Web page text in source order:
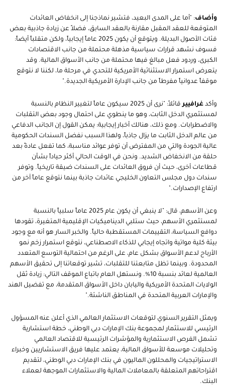
وأضاف: "أما على المدى البعيد، فتشير نماذجنا إلى انخفاض العائدات
المتوقعة للعقد المقبل مقارنة بالعقد السابق، فضلاً عن زيادة جاذبية بعض
فئات الأصول البديلة. ويتوقع أن يكون 2025 عاماً إيجابياً، ولكن متقلباً أيضاً:
فسوف نشهد قرارات سياسية مذهلة محتملة من جانب الاقتصادات
الكبرى، وردود فعل مبالغ فيها محتملة من جانب الأسواق المالية. وقد
يتعرض استمرار الاستثنائية الأمريكية للتحدي في مرحلة ما، لكننا لا نتوقع
موقفاً عدوانياً مفرطاً من جانب الإدارة الأمريكية الجديدة."
وأكد غرافيير
قائلاً: "نرى أن 2025 سيكون عاماً لتغيير النظام بالنسبة
لمستثمري الدخل الثابت، وهو ما ينطوي على احتمال وجود بعض التقلبات
والاضطرابات. ومع ذلك، هنالك أخبار إيجابية: يمكن القول إن الجانب الدفاعي
من عالم الدخل الثابت ما يزال جاذباً، ولهذا السبب نفضل السندات الحكومية
عالية الجودة والتي من المفترض أن توفر عوائد مناسبة، كما تفعل عادةً بعد
حلقة من الانخفاض الشديد. ونحن في الوقت الحالي أكثر حياداً بشأن
قطاعات أخرى، حيث أن فروق العائدات على السندات ضيقة تاريخياً. وتوفر
سندات دول مجلس التعاون الخليجي عائدات جاذبة بينما نتوقع عاماً آخر من
ارتفاع الإصدارات."
وعن الأسهم، قال: "لا ينبغي أن يكون عام 2025 عاماً سلبياً بالنسبة
لمستثمري الأسهم، حيث ستلبي الديناميكيات الإقليمية المتغيرة، تقودها
دوافع السياسة، التقييمات المستقطبة حالياً. والخبر السار هو أنه مع وجود
بيئة كلية مواتية واتجاه إيجابي للذكاء الاصطناعي، نتوقع استمرار زخم نمو
الأرباح لدعم الأسواق بشكل عام، على الرغم من احتمالية التوسع المتعدد
المحدودة. وبينما تظل متابعتنا للتقلبات، تشير توقعاتنا إلى تحقيق الأسهم
العالمية لعائد بنسبة 10%. ونستهل العام باتباع الموقف التالي: زيادة ثقل
الولايات المتحدة الأمريكية واليابان داخل الأسواق المتقدمة، مع تفضيل الهند
والإمارات العربية المتحدة في المناطق الناشئة."
ويمثل التقرير السنوي لتوقعات الاستثمار العالمي الذي أعلن عنه المسؤول
الرئيسي للاستثمار لمجموعة بنك الإمارات دبي الوطني، خطة استشارية
تشمل الفرص الاستثمارية والمؤشرات الرئيسية للاقتصاد العالمي
وتحليلات موسعة للأسواق المالية، يعتمد عليها فريق الاستشاريين وخبراء
الاستراتيجيات والمحللون الماليون في بنك الإمارات دبي الوطني، لتقديم
اقتراحاتهم المتعلقة بالمعاملات المالية والاستثمارات الموجهة لعملاء
البنك.